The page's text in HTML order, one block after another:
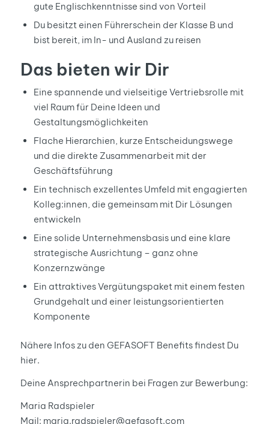
gute Englischkenntnisse sind von Vorteil
Du besitzt einen Führerschein der Klasse B und
bist bereit, im In- und Ausland zu reisen
Das bieten wir Dir
Eine spannende und vielseitige Vertriebsrolle mit
viel Raum für Deine Ideen und
Gestaltungsmöglichkeiten
Flache Hierarchien, kurze Entscheidungswege
und die direkte Zusammenarbeit mit der
Geschäftsführung
Ein technisch exzellentes Umfeld mit engagierten
Kolleg:innen, die gemeinsam mit Dir Lösungen
entwickeln
Eine solide Unternehmensbasis und eine klare
strategische Ausrichtung – ganz ohne
Konzernzwänge
Ein attraktives Vergütungspaket mit einem festen
Grundgehalt und einer leistungsorientierten
Komponente
Nähere Infos zu den GEFASOFT Benefits findest Du
hier.
Deine Ansprechpartnerin bei Fragen zur Bewerbung:
Maria Radspieler
Mail: maria.radspieler@gefasoft.com